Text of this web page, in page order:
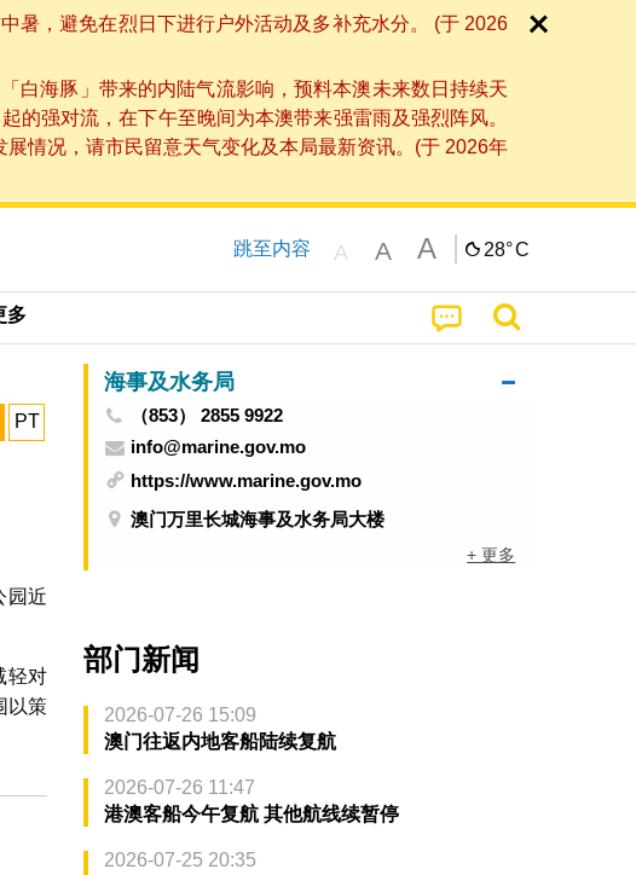
暑，避免在烈日下进行户外活动及多补充水分。 (于 2026
白海豚」带来的内陆气流影响，预料本澳未来数日持续天
的强对流，在下午至晚间为本澳带来强雷雨及强烈阵风。
情况，请市民留意天气变化及本局最新资讯。(于 2026年
跳至内容 A A A 28°C
多
PT
园近
轻对
以策
海事及水务局
（853） 2855 9922
info@marine.gov.mo
https://www.marine.gov.mo
澳门万里长城海事及水务局大楼
+ 更多
部门新闻
2026-07-26 15:09
澳门往返内地客船陆续复航
2026-07-26 11:47
港澳客船今午复航 其他航线续暂停
2026-07-25 20:35